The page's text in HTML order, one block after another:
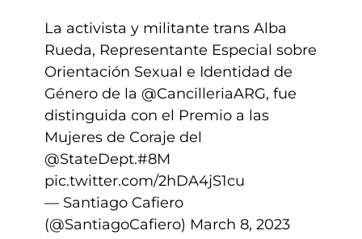
La activista y militante trans Alba
Rueda, Representante Especial sobre
Orientación Sexual e Identidad de
Género de la @CancilleriaARG, fue
distinguida con el Premio a las
Mujeres de Coraje del
@StateDept.#8M
pic.twitter.com/2hDA4jS1cu
— Santiago Cafiero
(@SantiagoCafiero) March 8, 2023